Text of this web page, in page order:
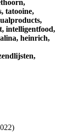
tatooine,
intelligentfood,
heinrich,